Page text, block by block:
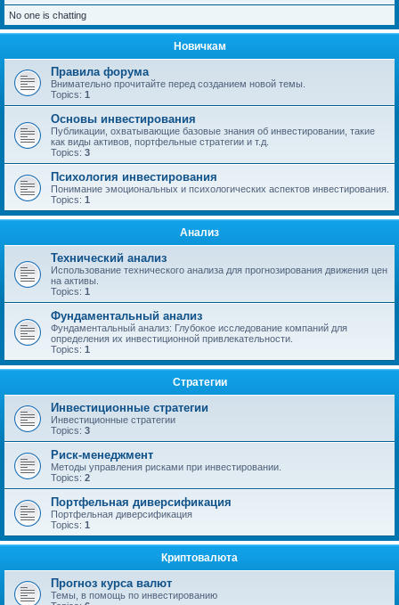
No one is chatting
Новичкам
Правила форума
Внимательно прочитайте перед созданием новой темы.
Topics: 1
Основы инвестирования
Публикации, охватывающие базовые знания об инвестировании, такие
как виды активов, портфельные стратегии и т.д.
Topics: 3
Психология инвестирования
Понимание эмоциональных и психологических аспектов инвестирования.
Topics: 1
Анализ
Технический анализ
Использование технического анализа для прогнозирования движения цен
на активы.
Topics: 1
Фундаментальный анализ
Фундаментальный анализ: Глубокое исследование компаний для
определения их инвестиционной привлекательности.
Topics: 1
Стратегии
Инвестиционные стратегии
Инвестиционные стратегии
Topics: 3
Риск-менеджмент
Методы управления рисками при инвестировании.
Topics: 2
Портфельная диверсификация
Портфельная диверсификация
Topics: 1
Криптовалюта
Прогноз курса валют
Темы, в помощь по инвестированию